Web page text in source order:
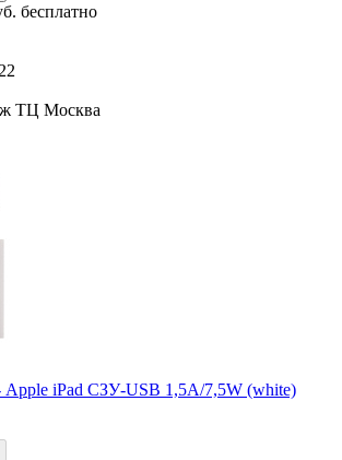
бесплатно
ТЦ Москва
Apple iPad СЗУ-USB 1,5A/7,5W (white)